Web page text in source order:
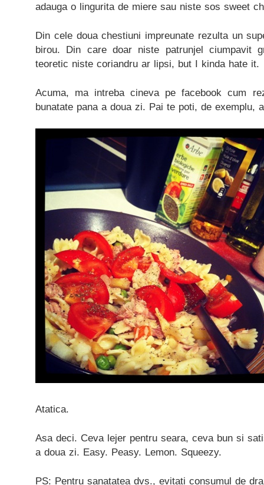
adauga o lingurita de miere sau niste sos sweet
Din cele doua chestiuni impreunate rezulta un
birou. Din care doar niste patrunjel ciumpavit
teoretic niste coriandru ar lipsi, but I kinda hate it.
Acuma, ma intreba cineva pe facebook cum
bunatate pana a doua zi. Pai te poti, de exemplu,
Atatica.
Asa deci. Ceva lejer pentru seara, ceva bun si
a doua zi. Easy. Peasy. Lemon. Squeezy.
PS: Pentru sanatatea dvs., evitati consumul de